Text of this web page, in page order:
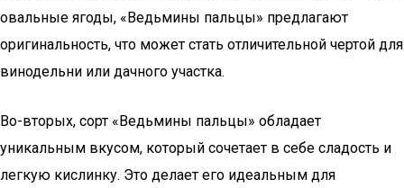
овальные ягоды, «Ведьмины пальцы» предлагают
оригинальность, что может стать отличительной чертой для
винодельни или дачного участка.
Во-вторых, сорт «Ведьмины пальцы» обладает
уникальным вкусом, который сочетает в себе сладость и
легкую кислинку. Это делает его идеальным для